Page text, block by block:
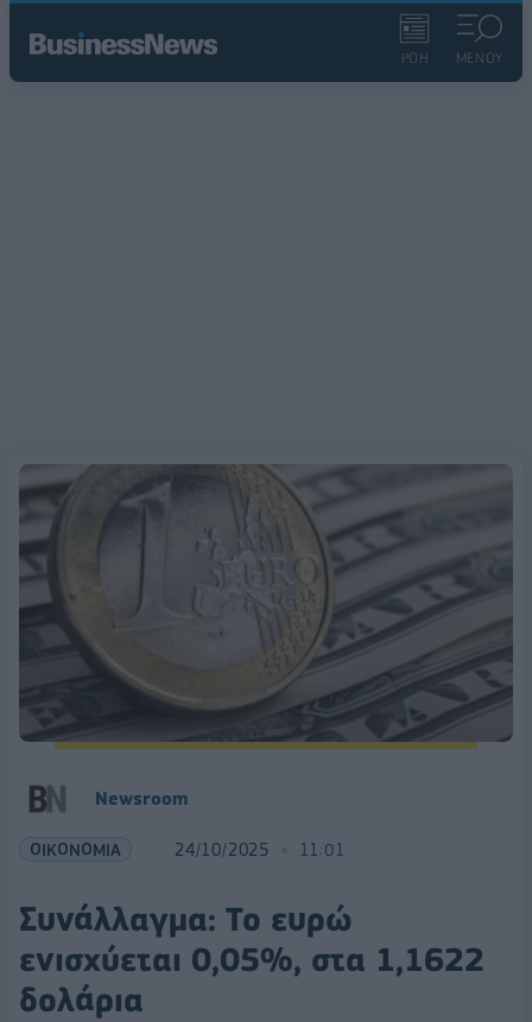
ΡΟΗ ΜΕΝΟΥ
Newsroom
ΟΙΚΟΝΟΜΙΑ 24/10/2025 11:01
Συνάλλαγμα: Το ευρώ
ενισχύεται 0,05%, στα 1,1622
δολάρια